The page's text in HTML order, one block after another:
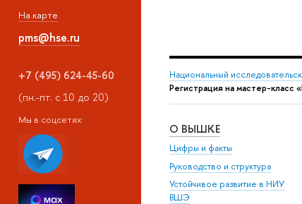
На карте
pms@hse.ru
+7 (495) 624-45-60
(пн.-пт. c 10 до 20)
Мы в соцсетях:
Национальный
Регистрация на мастер-
О ВЫШКЕ
Цифры и факты
Руководство и структура
Устойчивое развитие в НИУ
ШЭ